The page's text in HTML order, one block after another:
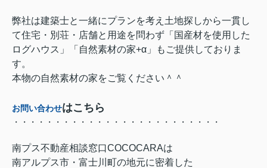
弊社は建築士と一緒にプランを考え土地探しから一貫し
て住宅・別荘・店舗と用途を問わず「国産材を使用した
ログハウス」「自然素材の家+α」もご提供しておりま
す。
本物の自然素材の家をご覧ください＾＾
お問い合わせはこちら
・・・・・・・・・・・・・・・・・・・・・・・・・
南プス不動産相談窓口COCOCARAは
南アルプス市・富士川町の地元に密着した